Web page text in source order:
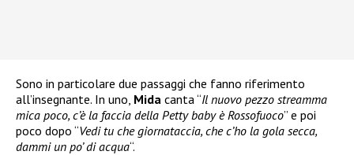
Sono in particolare due passaggi che fanno riferimento
all’insegnante. In uno, Mida canta “Il nuovo pezzo streamma
mica poco, c’è la faccia della Petty baby è Rossofuoco” e poi
poco dopo “Vedi tu che giornataccia, che c’ho la gola secca,
dammi un po’ di acqua“.